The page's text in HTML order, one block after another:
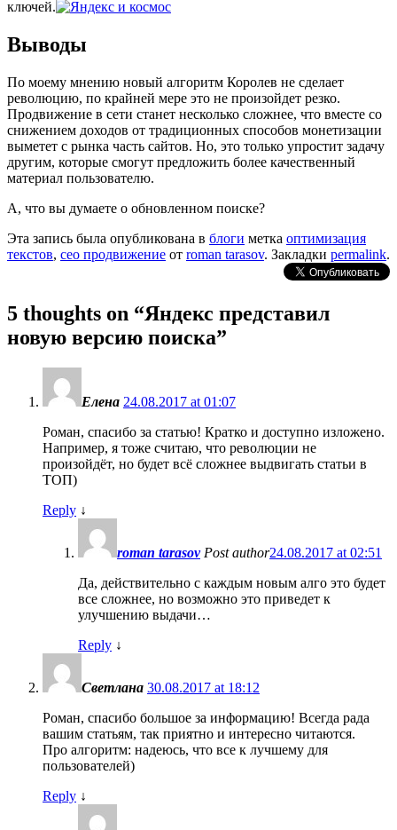
ключей.
Выводы
По моему мнению новый алгоритм Королев не сделает
революцию, по крайней мере это не произойдет резко.
Продвижение в сети станет несколько сложнее, что вместе со
снижением доходов от традиционных способов монетизации
выметет с рынка часть сайтов. Но, это только упростит задачу
другим, которые смогут предложить более качественный
материал пользователю.
А, что вы думаете о обновленном поиске?
Эта запись была опубликована в блоги метка оптимизация
текстов, сео продвижение от roman tarasov. Закладки permalink.
5 thoughts on “Яндекс представил
новую версию поиска”
Елена 24.08.2017 at 01:07
Роман, спасибо за статью! Кратко и доступно изложено.
Например, я тоже считаю, что революции не
произойдёт, но будет всё сложнее выдвигать статьи в
ТОП)
Reply ↓
roman tarasov Post author24.08.2017 at 02:51
Да, действительно с каждым новым алго это будет
все сложнее, но возможно это приведет к
улучшению выдачи…
Reply ↓
Светлана 30.08.2017 at 18:12
Роман, спасибо большое за информацию! Всегда рада
вашим статьям, так приятно и интересно читаются.
Про алгоритм: надеюсь, что все к лучшему для
пользователей)
Reply ↓